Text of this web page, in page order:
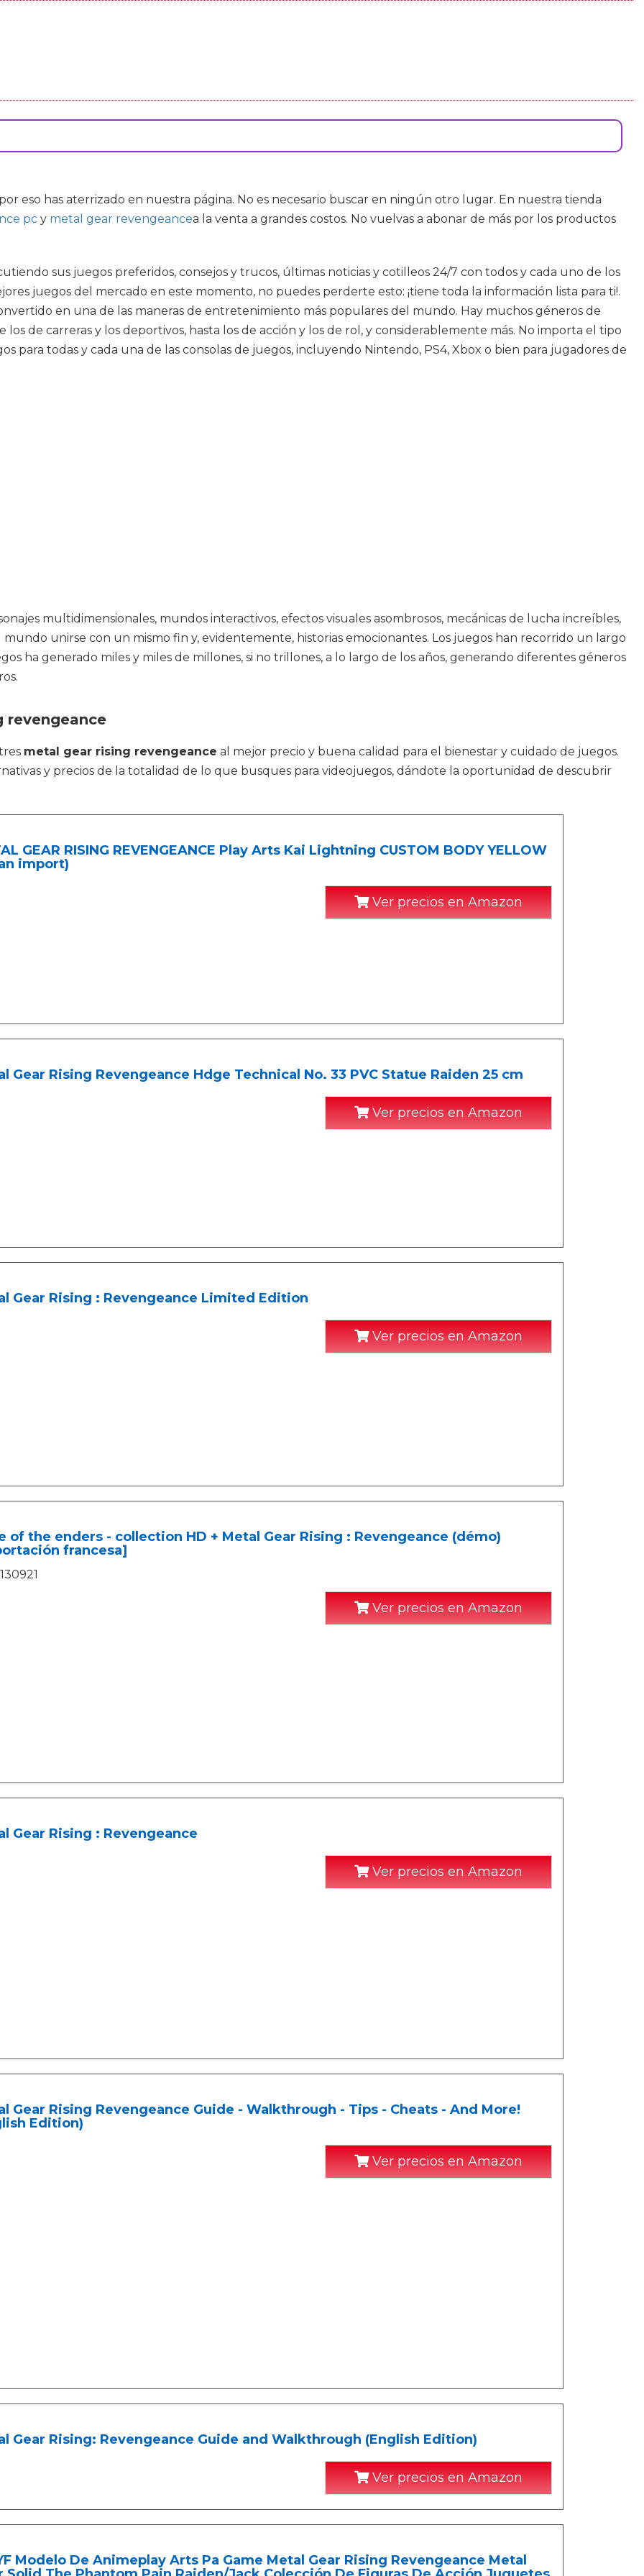
eso has aterrizado en nuestra página. No es necesario buscar en ningún otro lugar. En nuestra tienda
pc y metal gear revengeancea la venta a grandes costos. No vuelvas a abonar de más por los productos
sus juegos preferidos, consejos y trucos, últimas noticias y cotilleos 24/7 con todos y cada uno de los
juegos del mercado en este momento, no puedes perderte esto: ¡tiene toda la información lista para ti!.
en una de las maneras de entretenimiento más populares del mundo. Hay muchos géneros de
de carreras y los deportivos, hasta los de acción y los de rol, y considerablemente más. No importa el tipo
para todas y cada una de las consolas de juegos, incluyendo Nintendo, PS4, Xbox o bien para jugadores de
multidimensionales, mundos interactivos, efectos visuales asombrosos, mecánicas de lucha increíbles,
unirse con un mismo fin y, evidentemente, historias emocionantes. Los juegos han recorrido un largo
ha generado miles y miles de millones, si no trillones, a lo largo de los años, generando diferentes géneros
revengeance
metal gear rising revengeance al mejor precio y buena calidad para el bienestar y cuidado de juegos.
y precios de la totalidad de lo que busques para videojuegos, dándote la oportunidad de descubrir
GEAR RISING REVENGEANCE Play Arts Kai Lightning CUSTOM BODY YELLOW
import)
Ver precios en Amazon
Gear Rising Revengeance Hdge Technical No. 33 PVC Statue Raiden 25 cm
Ver precios en Amazon
Gear Rising : Revengeance Limited Edition
Ver precios en Amazon
of the enders - collection HD + Metal Gear Rising : Revengeance (démo)
francesa]
130921
Ver precios en Amazon
Gear Rising : Revengeance
Ver precios en Amazon
Gear Rising Revengeance Guide - Walkthrough - Tips - Cheats - And More!
Edition)
Ver precios en Amazon
Gear Rising: Revengeance Guide and Walkthrough (English Edition)
Ver precios en Amazon
Modelo De Animeplay Arts Pa Game Metal Gear Rising Revengeance Metal